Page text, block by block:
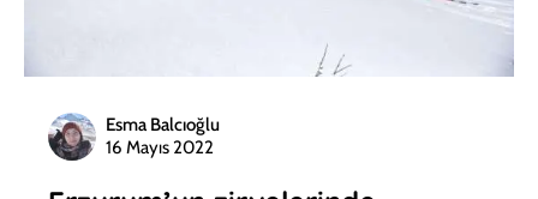
Esma Balcıoğlu
16 Mayıs 2022